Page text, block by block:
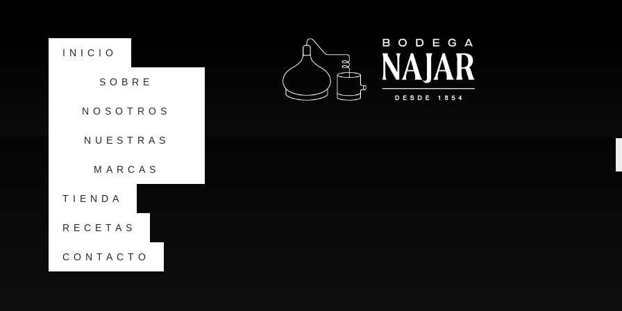
INICIO
SOBRE
NOSOTROS
NUESTRAS
MARCAS
TIENDA
RECETAS
CONTACTO